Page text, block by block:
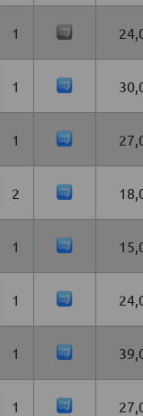
1
1
1
2
1
1
1
1